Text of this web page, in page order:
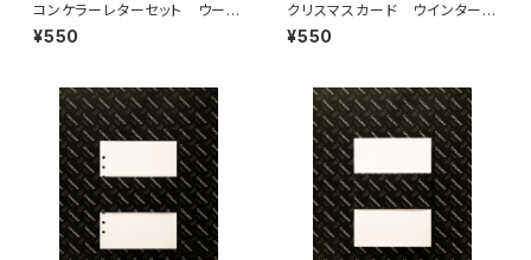
コンケラーレターセット ウーブ
N
¥550
クリスマスカード ウインターオ
ーナメント
¥550